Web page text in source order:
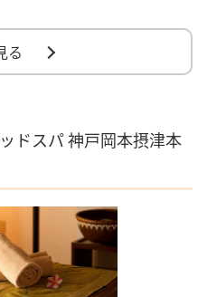
る
ドスパ 神戸岡本摂津本